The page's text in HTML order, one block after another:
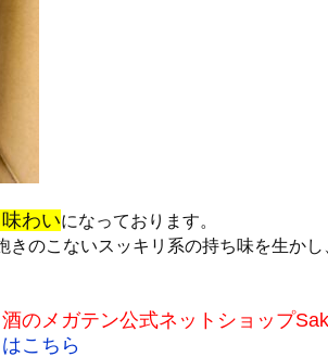
わいになっております。
きのこないスッキリ系の持ち味を生か
のメガテン公式ネットショップ
こちら